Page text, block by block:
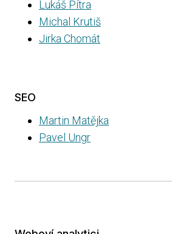
Lukáš Pítra
Michal Krutiš
Jirka Chomát
SEO
Martin Matějka
Pavel Ungr